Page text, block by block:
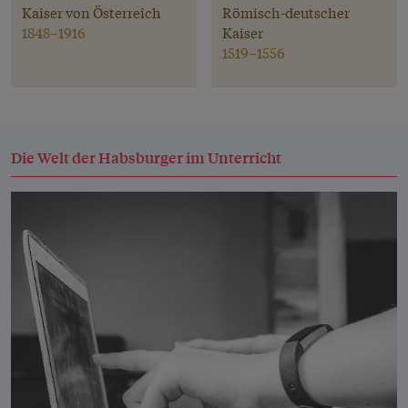
Kaiser von Österreich
1848–1916
Römisch-deutscher
Kaiser
1519–1556
Die Welt der Habsburger im Unterricht